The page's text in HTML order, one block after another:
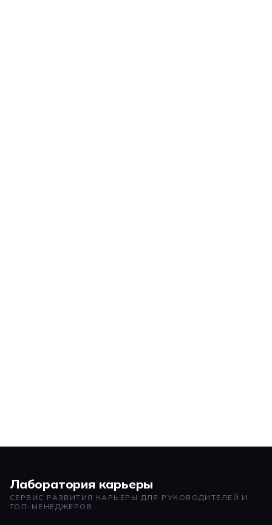
Лаборатория карьеры
СЕРВИС РАЗВИТИЯ КАРЬЕРЫ ДЛЯ РУКОВОДИТЕЛЕЙ И
ТОП-МЕНЕДЖЕРОВ